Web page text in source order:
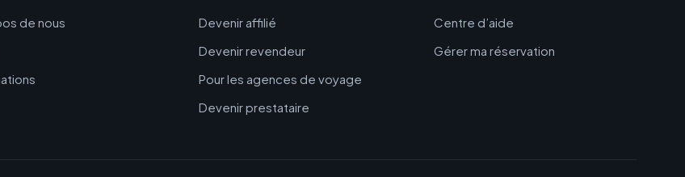
de nous
Devenir affilié
Devenir revendeur
Pour les agences de voyage
Devenir prestataire
Centre d’aide
Gérer ma réservation